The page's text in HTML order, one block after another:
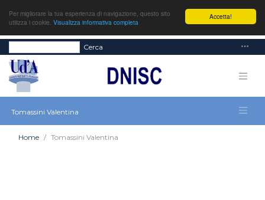
Accetta!
Per migliorare la tua esperienza di navigazione, questo sito
utilizza i cookie. Visualizza informativa completa
Cerca
Tomassini Valentina
Home Tomassini Valentina